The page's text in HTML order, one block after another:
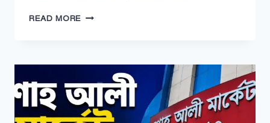
READ MORE এভারকেয়ার
লিস্ট